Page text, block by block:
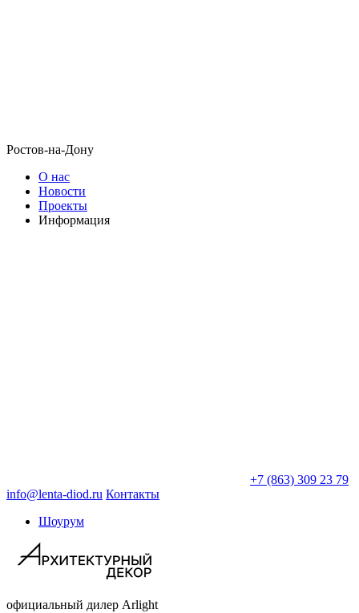
Ростов-на-Дону
О нас
Новости
Проекты
Информация
+7 (863) 309 23 79
info@lenta-diod.ru Контакты
Шоурум
официальный дилер Arlight